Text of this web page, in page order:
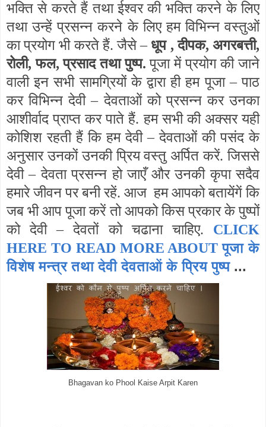
भक्ति से करते हैं तथा ईश्वर की भक्ति करने के लिए
तथा उन्हें प्रसन्न करने के लिए हम विभिन्न वस्तुओं
का प्रयोग भी करते हैं. जैसे –धूप , दीपक, अगरबत्ती,
रोली, फल, प्रसाद तथा पुष्प.पूजा में प्रयोग की जाने
वाली इन सभी सामग्रियों के द्वारा ही हम पूजा – पाठ
कर विभिन्न देवी – देवताओं को प्रसन्न कर उनका
आशीर्वाद प्राप्त कर पाते हैं. हम सभी की अक्सर यही
कोशिश रहती हैं कि हम देवी – देवताओं की पसंद के
अनुसार उनकों उनकी प्रिय वस्तु अर्पित करें. जिससे
देवी – देवता प्रसन्न हो जाएँ और उनकी कृपा सदैव
हमारे जीवन पर बनी रहें. आज हम आपको बतायेंगें कि
जब भी आप पूजा करें तो आपको किस प्रकार के पुष्पों
को देवी – देवतों को चढाना चाहिए.
CLICK
HERE TO READ MORE ABOUTपूजा के
विशेष मन्त्र तथा देवी देवताओं के प्रिय पुष्प...
Bhagavan ko Phool Kaise Arpit Karen